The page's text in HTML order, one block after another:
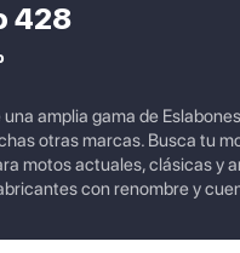
428
amplia gama de
otras marcas. Busca tu
motos actuales, clásicas y
con renombre y